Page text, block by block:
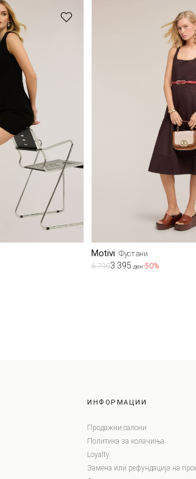
Motivi Фустани
6.7903.395 ден-50%
ИНФОРМАЦИИ
Продажни салони
Политика за колачиња
Loyalty
Замена или рефундација на